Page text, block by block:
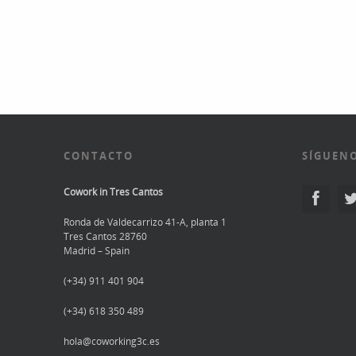
CONTACTO
Cowork in Tres Cantos
Ronda de Valdecarrizo 41-A, planta 1
Tres Cantos 28760
Madrid – Spain
(+34) 911 401 904
(+34) 618 350 489
hola@coworking3c.es